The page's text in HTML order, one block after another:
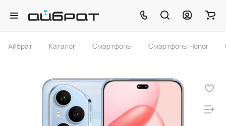
Айбрат – Каталог – Смартфоны – Смартфоны Honor –